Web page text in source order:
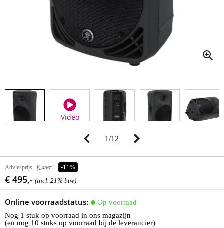
Video
1/12
Adviesprijs € 555,- -11%
€ 495,- (incl. 21% btw)
Online voorraadstatus:
Op voorraad
Nog 1 stuk op voorraad in ons magazijn
(en nog 10 stuks op voorraad bij de leverancier)